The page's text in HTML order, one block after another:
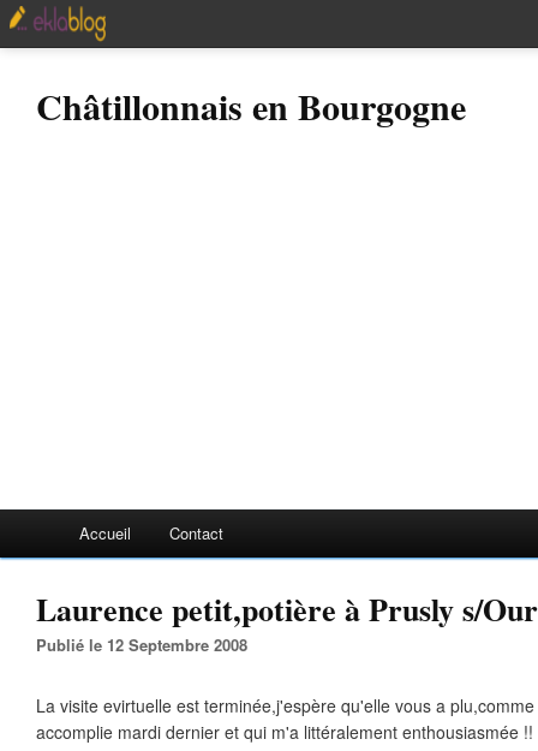
Châtillonnais en Bourgogne
Accueil Contact
Laurence petit,potière à Prusly s/
Publié le 12 Septembre 2008
La visite evirtuelle est terminée,j'espère qu'elle vous a
accomplie mardi dernier et qui m'a littéralement enthousiasmée !!